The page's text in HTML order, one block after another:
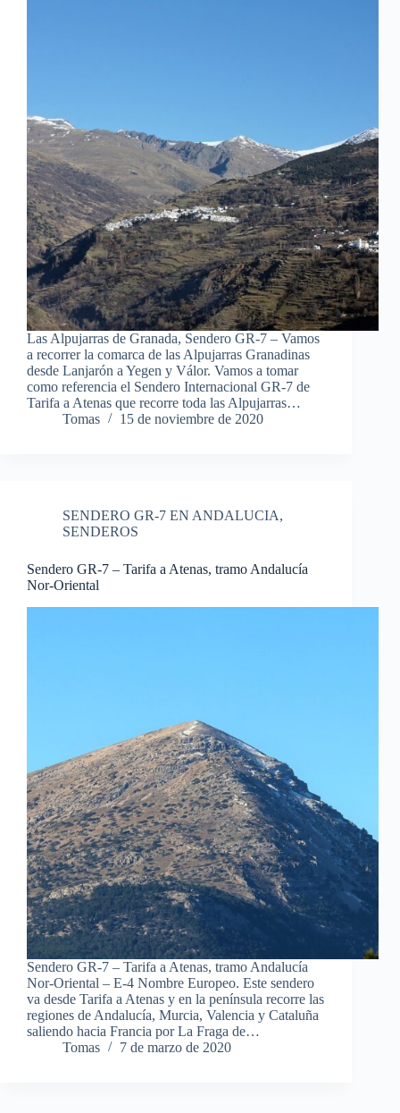
Las Alpujarras de Granada, Sendero GR-7 – Vamos
a recorrer la comarca de las Alpujarras Granadinas
desde Lanjarón a Yegen y Válor. Vamos a tomar
como referencia el Sendero Internacional GR-7 de
Tarifa a Atenas que recorre toda las Alpujarras…
Tomas
15 de noviembre de 2020
SENDERO GR-7 EN ANDALUCIA,
SENDEROS
Sendero GR-7 – Tarifa a Atenas, tramo Andalucía
Nor-Oriental
Sendero GR-7 – Tarifa a Atenas, tramo Andalucía
Nor-Oriental – E-4 Nombre Europeo. Este sendero
va desde Tarifa a Atenas y en la península recorre las
regiones de Andalucía, Murcia, Valencia y Cataluña
saliendo hacia Francia por La Fraga de…
Tomas
7 de marzo de 2020